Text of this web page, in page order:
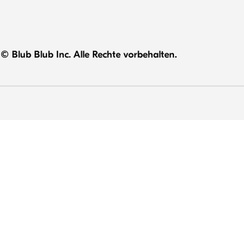
© Blub Blub Inc. Alle Rechte vorbehalten.